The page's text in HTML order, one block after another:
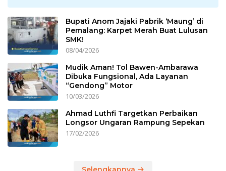
Bupati Anom Jajaki Pabrik ‘Maung’ di
Pemalang: Karpet Merah Buat Lulusan
SMK!
08/04/2026
Mudik Aman! Tol Bawen-Ambarawa
Dibuka Fungsional, Ada Layanan
“Gendong” Motor
10/03/2026
Ahmad Luthfi Targetkan Perbaikan
Longsor Ungaran Rampung Sepekan
17/02/2026